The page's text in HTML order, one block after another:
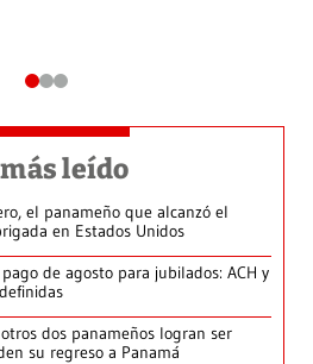
leído
el panameño que alcanzó el
en Estados Unidos
de agosto para jubilados: ACH y
dos panameños logran ser
su regreso a Panamá